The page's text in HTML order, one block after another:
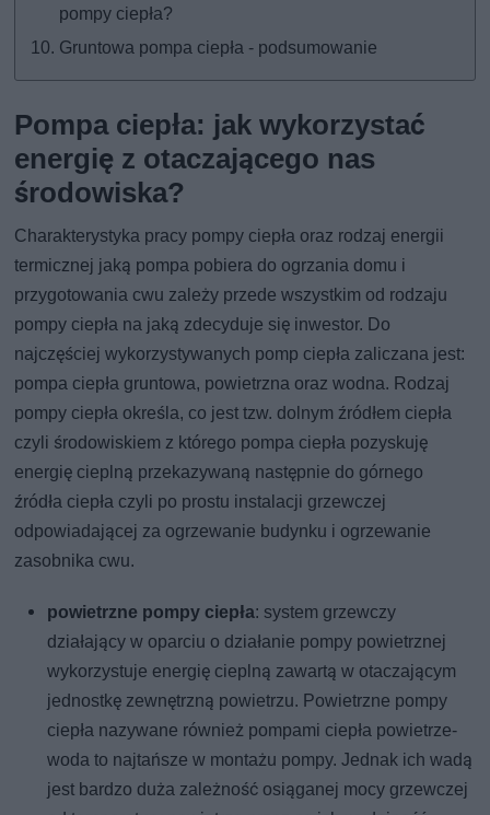
pompy ciepła?
Gruntowa pompa ciepła - podsumowanie
Pompa ciepła: jak wykorzystać
energię z otaczającego nas
środowiska?
Charakterystyka pracy pompy ciepła oraz rodzaj energii
termicznej jaką pompa pobiera do ogrzania domu i
przygotowania cwu zależy przede wszystkim od rodzaju
pompy ciepła na jaką zdecyduje się inwestor. Do
najczęściej wykorzystywanych pomp ciepła zaliczana jest:
pompa ciepła gruntowa, powietrzna oraz wodna. Rodzaj
pompy ciepła określa, co jest tzw. dolnym źródłem ciepła
czyli środowiskiem z którego pompa ciepła pozyskuję
energię cieplną przekazywaną następnie do górnego
źródła ciepła czyli po prostu instalacji grzewczej
odpowiadającej za ogrzewanie budynku i ogrzewanie
zasobnika cwu.
powietrzne pompy ciepła: system grzewczy
działający w oparciu o działanie pompy powietrznej
wykorzystuje energię cieplną zawartą w otaczającym
jednostkę zewnętrzną powietrzu. Powietrzne pompy
ciepła nazywane również pompami ciepła powietrze-
woda to najtańsze w montażu pompy. Jednak ich wadą
jest bardzo duża zależność osiąganej mocy grzewczej